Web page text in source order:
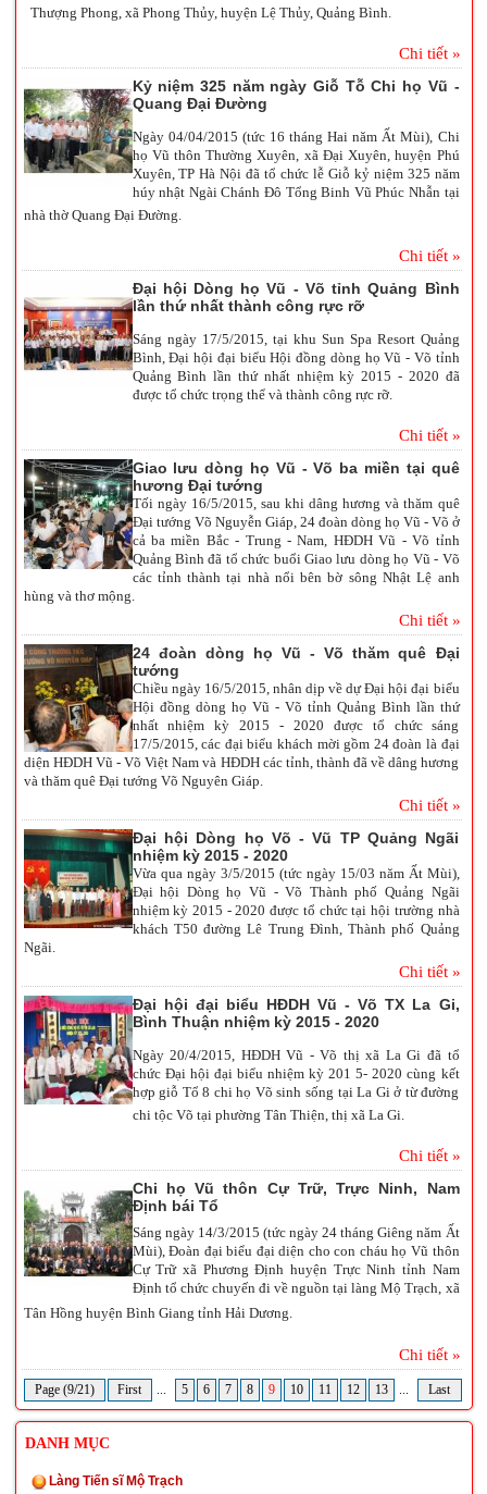
Thượng Phong, xã Phong Thủy, huyện Lệ Thủy, Quảng Bình.
Chi tiết »
Kỷ niệm 325 năm ngày Giỗ Tỗ Chi họ Vũ -
Quang Đại Đường
Ngày 04/04/2015 (tức 16 tháng Hai năm Ất Mùi), Chi
họ Vũ thôn Thường Xuyên, xã Đại Xuyên, huyện Phú
Xuyên, TP Hà Nội đã tổ chức lễ Giỗ kỷ niệm 325 năm
húy nhật Ngài Chánh Đô Tổng Binh Vũ Phúc Nhẫn tại
nhà thờ Quang Đại Đường.
Chi tiết »
Đại hội Dòng họ Vũ - Võ tỉnh Quảng Bình
lần thứ nhất thành công rực rỡ
Sáng ngày 17/5/2015, tại khu Sun Spa Resort Quảng
Bình, Đại hội đại biểu Hội đồng dòng họ Vũ - Võ tỉnh
Quảng Bình lần thứ nhất nhiệm kỳ 2015 - 2020 đã
được tổ chức trọng thể và thành công rực rỡ.
Chi tiết »
Giao lưu dòng họ Vũ - Võ ba miền tại quê
hương Đại tướng
Tối ngày 16/5/2015, sau khi dâng hương và thăm quê
Đại tướng Võ Nguyễn Giáp, 24 đoàn dòng họ Vũ - Võ ở
cả ba miền Bắc - Trung - Nam, HĐDH Vũ - Võ tỉnh
Quảng Bình đã tổ chức buổi Giao lưu dòng họ Vũ - Võ
các tỉnh thành tại nhà nổi bên bờ sông Nhật Lệ anh
hùng và thơ mộng.
Chi tiết »
24 đoàn dòng họ Vũ - Võ thăm quê Đại
tướng
Chiều ngày 16/5/2015, nhân dịp về dự Đại hội đại biểu
Hội đồng dòng họ Vũ - Võ tỉnh Quảng Bình lần thứ
nhất nhiệm kỳ 2015 - 2020 được tổ chức sáng
17/5/2015, các đại biểu khách mời gồm 24 đoàn là đại
diện HĐDH Vũ - Võ Việt Nam và HĐDH các tỉnh, thành đã về dâng hương
và thăm quê Đại tướng Võ Nguyên Giáp.
Chi tiết »
Đại hội Dòng họ Võ - Vũ TP Quảng Ngãi
nhiệm kỳ 2015 - 2020
Vừa qua ngày 3/5/2015 (tức ngày 15/03 năm Ất Mùi),
Đại hội Dòng họ Vũ - Võ Thành phố Quảng Ngãi
nhiệm kỳ 2015 - 2020 được tổ chức tại hội trường nhà
khách T50 đường Lê Trung Đình, Thành phố Quảng
Ngãi.
Chi tiết »
Đại hội đại biểu HĐDH Vũ - Võ TX La Gi,
Bình Thuận nhiệm kỳ 2015 - 2020
Ngày 20/4/2015, HĐDH Vũ - Võ thị xã La Gi đã tổ
chức Đại hội đại biểu nhiệm kỳ 201 5- 2020 cùng kết
hợp giỗ Tổ 8 chi họ Võ sinh sống tại La Gi ở từ đường
chi tộc Võ tại phường Tân Thiện, thị xã La Gi.
Chi tiết »
Chi họ Vũ thôn Cự Trữ, Trực Ninh, Nam
Định bái Tổ
Sáng ngày 14/3/2015 (tức ngày 24 tháng Giêng năm Ất
Mùi), Đoàn đại biểu đại diện cho con cháu họ Vũ thôn
Cự Trữ xã Phương Định huyện Trực Ninh tỉnh Nam
Định tổ chức chuyến đi về nguồn tại làng Mộ Trạch, xã
Tân Hồng huyện Bình Giang tỉnh Hải Dương.
Chi tiết »
Page (9/21) First ... 5 6 7 8 9 10 11 12 13 ... Last
DANH MỤC
Làng Tiến sĩ Mộ Trạch